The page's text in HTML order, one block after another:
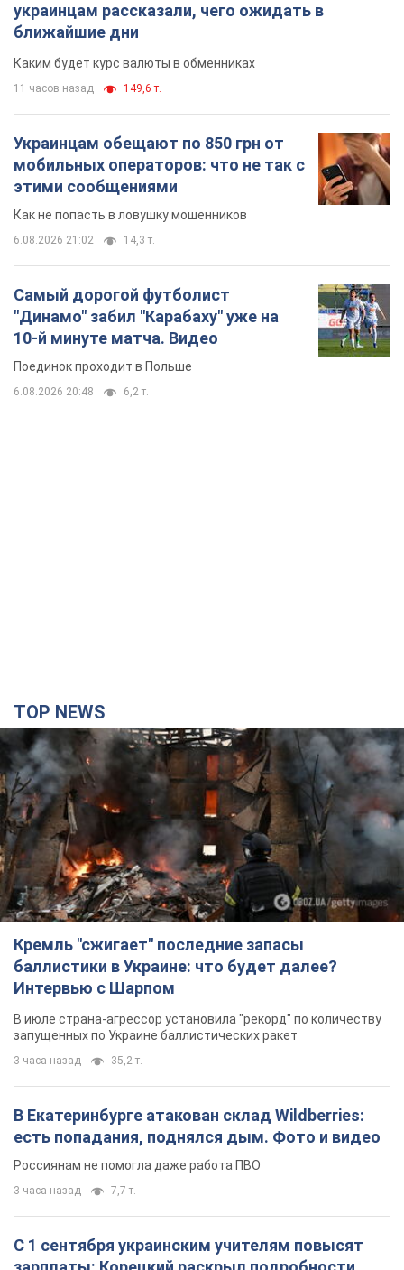
украинцам рассказали, чего ожидать в
ближайшие дни
Каким будет курс валюты в обменниках
11 часов назад 149,6 т.
Украинцам обещают по 850 грн от
мобильных операторов: что не так с
этими сообщениями
Как не попасть в ловушку мошенников
6.08.2026 21:02 14,3 т.
Самый дорогой футболист
"Динамо" забил "Карабаху" уже на
10-й минуте матча. Видео
Поединок проходит в Польше
6.08.2026 20:48 6,2 т.
TOP NEWS
Кремль "сжигает" последние запасы
баллистики в Украине: что будет далее?
Интервью с Шарпом
В июле страна-агрессор установила "рекорд" по количеству
запущенных по Украине баллистических ракет
3 часа назад 35,2 т.
В Екатеринбурге атакован склад Wildberries:
есть попадания, поднялся дым. Фото и видео
Россиянам не помогла даже работа ПВО
3 часа назад 7,7 т.
С 1 сентября украинским учителям повысят